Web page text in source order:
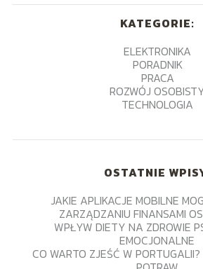
KATEGORIE:
ELEKTRONIKA
PORADNIK
PRACA
ROZWÓJ
TECHNOLOGIA
OSTATNIE
JAKIE APLIKACJE MOBILNE
ZARZĄDZANIU FINANSAMI
WPŁYW DIETY NA ZDROWIE
EMOCJONALNE
CO WARTO ZJEŚĆ W